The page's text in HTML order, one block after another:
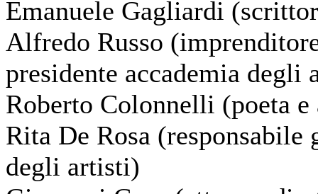
Emanuele Gagliardi
Alfredo Russo
presidente accademia degli
Roberto Colonnelli (poeta
Rita De Rosa
degli artisti)